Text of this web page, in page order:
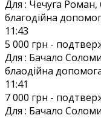
Для : Чечуга Роман,
благодійна
11:43
5 000 грн -
Для : Бачало
блаодійна
11:41
7 000 грн -
Для : Бачало